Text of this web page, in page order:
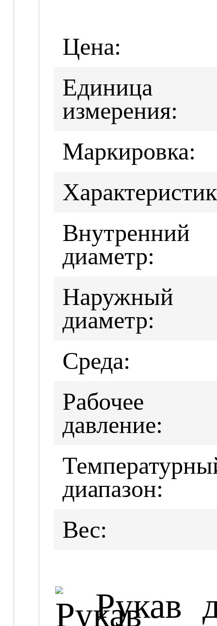
Цена:
Единица
измерения:
Маркировка:
Внутренний
диаметр:
Наружный
диаметр:
Среда:
Рабочее
давление:
диапазон:
Вес:
Рукав